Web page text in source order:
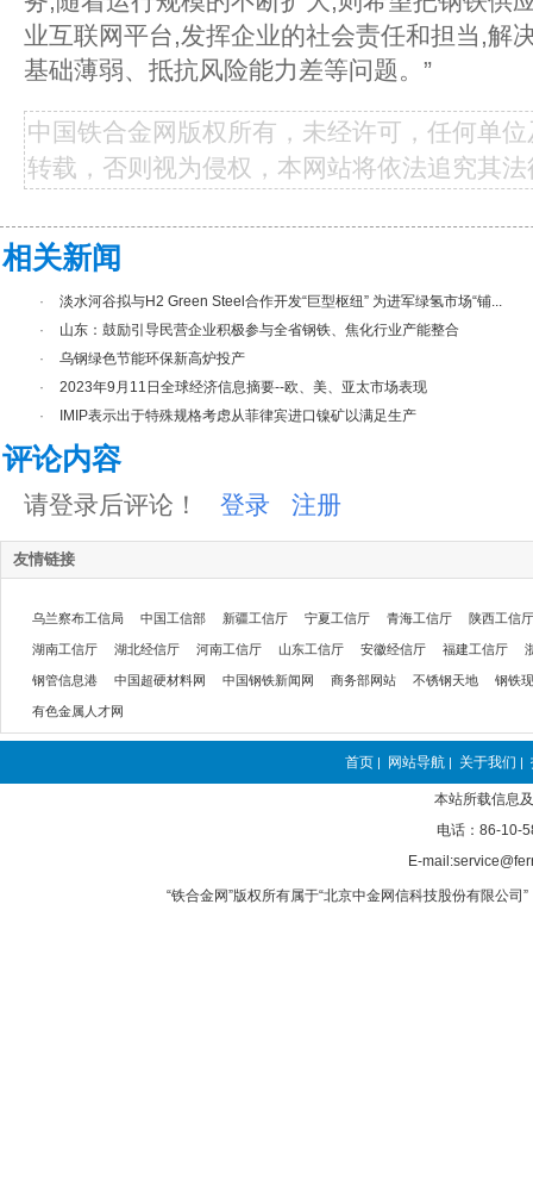
业互联网平台,发挥企业的社会责任和担当,解
基础薄弱、抵抗风险能力差等问题。”
中国铁合金网版权所有，未经许可，任何单
转载，否则视为侵权，本网站将依法追究其
相关新闻
·
淡水河谷拟与H2 Green Steel合作开发“巨型枢纽” 为进军绿氢市场“铺...
·
山东：鼓励引导民营企业积极参与全省钢铁、焦化行业产能整合
·
乌钢绿色节能环保新高炉投产
·
2023年9月11日全球经济信息摘要--欧、美、亚太市场表现
·
IMIP表示出于特殊规格考虑从菲律宾进口镍矿以满足生产
评论内容
请登录后评论！ 登录 注册
友情链接
乌兰察布工信局 中国工信部 新疆工信厅 宁夏工信厅 青海工信厅 陕西工信厅
湖南工信厅 湖北经信厅 河南工信厅 山东工信厅 安徽经信厅 福建工信厅
钢管信息港 中国超硬材料网 中国钢铁新闻网 商务部网站 不锈钢天地 钢铁
有色金属人才网
首页 | 网站导航 | 关于我们 |
本站所载信息
电话：86-10-
E-
“铁合金网”版权所有属于“北京中金网信科技股份有限公司